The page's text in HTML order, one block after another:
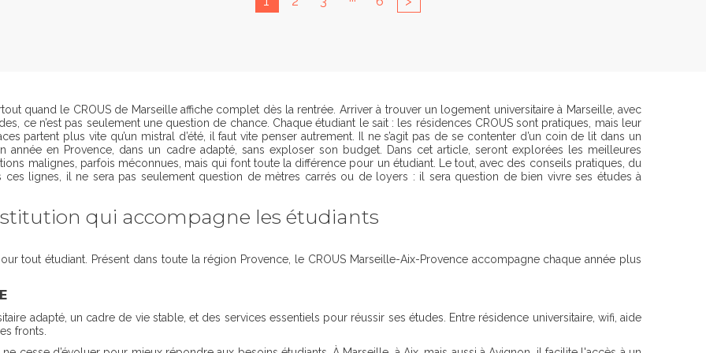
quand le CROUS de Marseille affiche complet dès la rentrée. Arriver à trouver un logement universitaire à Marseille, avec
ce n’est pas seulement une question de chance. Chaque étudiant le sait : les résidences CROUS sont pratiques, mais leur
partent plus vite qu’un mistral d’été, il faut vite penser autrement. Il ne s’agit pas de se contenter d’un coin de lit dans un
année en Provence, dans un cadre adapté, sans exploser son budget. Dans cet article, seront explorées les meilleures
malignes, parfois méconnues, mais qui font toute la différence pour un étudiant. Le tout, avec des conseils pratiques, du
lignes, il ne sera pas seulement question de mètres carrés ou de loyers : il sera question de bien vivre ses études à
qui accompagne les étudiants
tout étudiant. Présent dans toute la région Provence, le CROUS Marseille-Aix-Provence accompagne chaque année plus
adapté, un cadre de vie stable, et des services essentiels pour réussir ses études. Entre résidence universitaire, wifi, aide
fronts.